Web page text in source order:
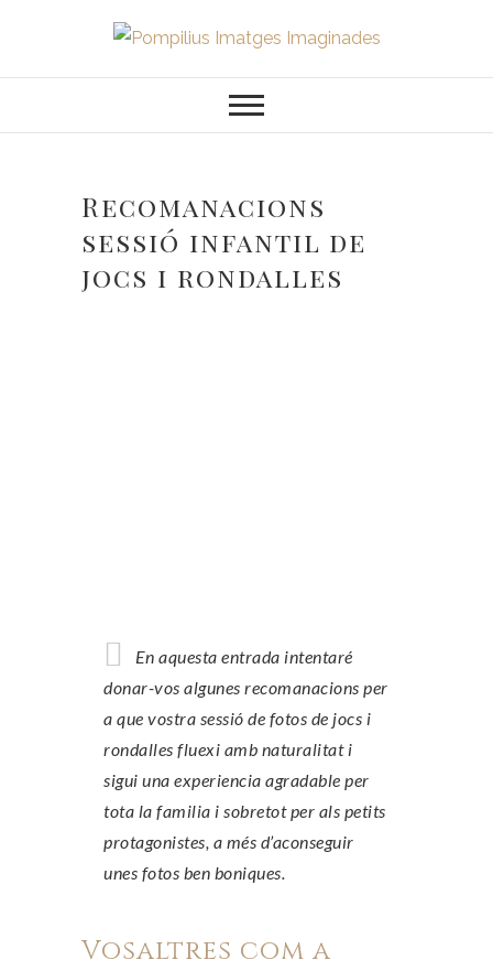
contenido
Pompilius
Imatges
Imaginades
Recomanacions
sessió infantil de
jocs i rondalles
En aquesta entrada intentaré
donar-vos algunes recomanacions per
a que vostra sessió de fotos de jocs i
rondalles fluexi amb naturalitat i
sigui una experiencia agradable per
tota la familia i sobretot per als petits
protagonistes, a més d’aconseguir
unes fotos ben boniques.
Vosaltres com a